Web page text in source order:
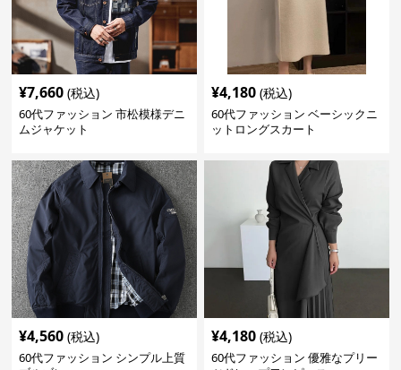
¥7,660 (税込)
60代ファッション 市松模様デニ
ムジャケット
¥4,180 (税込)
60代ファッション ベーシックニ
ットロングスカート
¥4,560 (税込)
60代ファッション シンプル上質
¥4,180 (税込)
60代ファッション 優雅なプリー